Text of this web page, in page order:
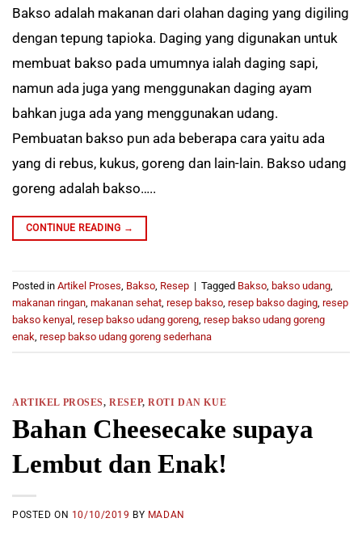
Bakso adalah makanan dari olahan daging yang digiling
dengan tepung tapioka. Daging yang digunakan untuk
membuat bakso pada umumnya ialah daging sapi,
namun ada juga yang menggunakan daging ayam
bahkan juga ada yang menggunakan udang.
Pembuatan bakso pun ada beberapa cara yaitu ada
yang di rebus, kukus, goreng dan lain-lain. Bakso udang
goreng adalah bakso…..
CONTINUE READING →
Posted in Artikel Proses Bakso Resep | Tagged Bakso bakso udang
makanan ringan makanan sehat resep bakso resep bakso daging resep
bakso kenyal resep bakso udang goreng resep bakso udang goreng
enak resep bakso udang goreng sederhana
ARTIKEL PROSES,RESEP,ROTI DAN KUE
Bahan Cheesecake supaya
Lembut dan Enak!
POSTED ON 10/10/2019 BY MADAN